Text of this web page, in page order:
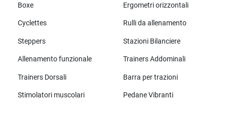
Boxe Ergometri orizzontali
Cyclettes Rulli da allenamento
Steppers Stazioni Bilanciere
Allenamento funzionale Trainers Addominali
Trainers Dorsali Barra per trazioni
Stimolatori muscolari Pedane Vibranti